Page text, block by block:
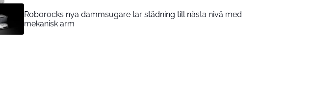
Roborocks nya dammsugare tar städning till nästa nivå med
mekanisk arm